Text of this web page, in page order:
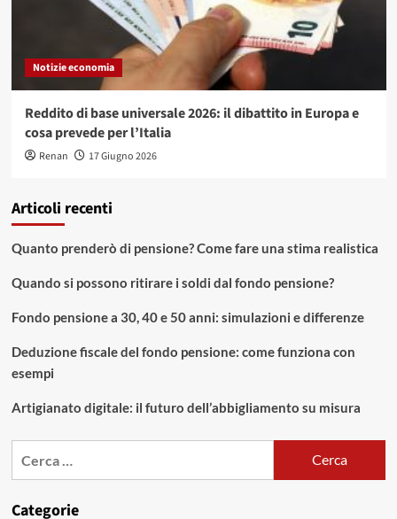
Notizie economia
Reddito di base universale 2026: il dibattito in Europa e
cosa prevede per l’Italia
Renan 17 Giugno 2026
Articoli recenti
Quanto prenderò di pensione? Come fare una stima realistica
Quando si possono ritirare i soldi dal fondo pensione?
Fondo pensione a 30, 40 e 50 anni: simulazioni e differenze
Deduzione fiscale del fondo pensione: come funziona con
esempi
Artigianato digitale: il futuro dell’abbigliamento su misura
Categorie